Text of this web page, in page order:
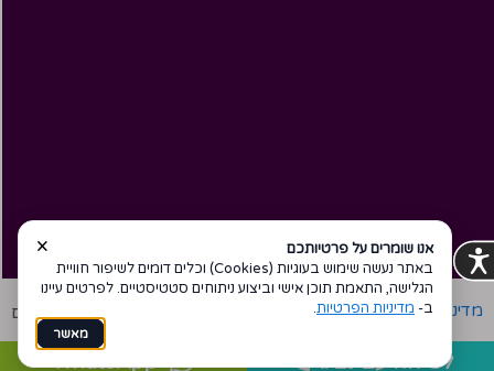
לשיחה עם נציג WhatsApp
מדיניות פרטיות הצהרת נגישות
×
אנו שומרים על פרטיותכם
באתר נעשה שימוש בעוגיות (Cookies) וכלים דומים לשיפור חוויית
הגלישה, התאמת תוכן אישי וביצוע ניתוחים סטטיסטיים. לפרטים עיינו
ב- מדיניות הפרטיות.
מאשר